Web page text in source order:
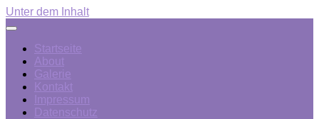
Unter dem Inhalt
Startseite
About
Galerie
Kontakt
Impressum
Datenschutz